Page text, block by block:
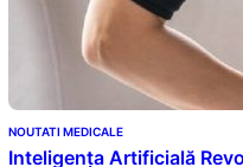
NOUTATI MEDICALE
Inteligența Artificială